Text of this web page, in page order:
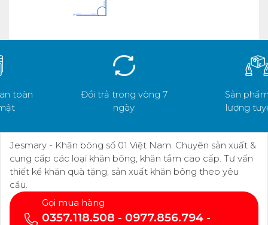
Đổi trả trong vòng 7
Sản phẩm chất
lượng tuyệt đối
Jesmary - Khăn bông số 01 Việt Nam. Chuyên sản xuất &
cung cấp các loại khăn bông, khăn tắm cao cấp. Tư vấn
thiết kế khăn quà tặng, sản xuất khăn bông theo yêu
cầu.
Gọi mua hàng
0357.118.508 - 0977.856.794 -